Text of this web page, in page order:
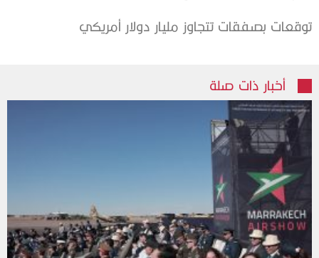
توقعات بصفقات تتجاوز مليار دولار أمريكي
أخبار ذات صلة